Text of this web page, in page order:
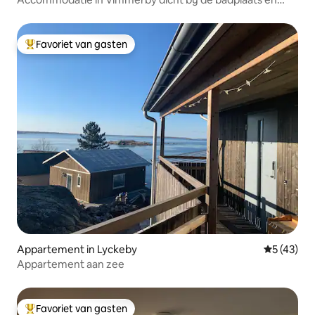
Topfavoriet van gasten
Favoriet van gasten
Appartement in Lyckeby
5 (43)
Appartement aan zee
Favoriet van gasten